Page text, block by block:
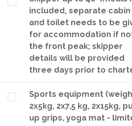
included, separate cabin
and toilet needs to be
for accommodation if
the front peak; skipper
details will be provided
three days prior to
Sports equipment
2x5kg, 2x7,5 kg, 2x15kg,
up grips, yoga mat -